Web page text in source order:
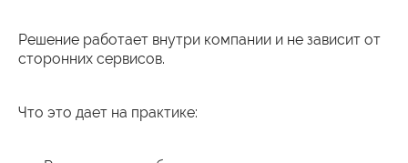
Решение работает внутри компании и не зависит от
сторонних сервисов.
Что это дает на практике: